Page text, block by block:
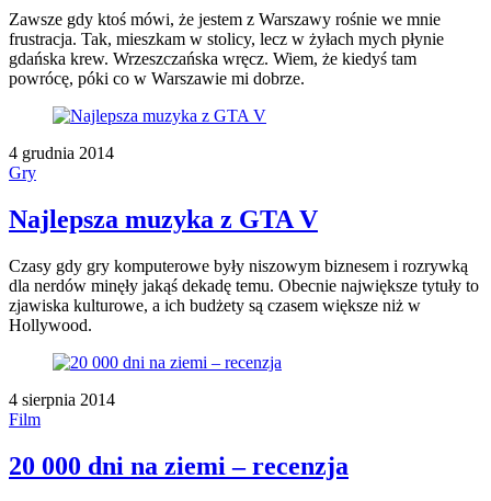
Zawsze gdy ktoś mówi, że jestem z Warszawy rośnie we mnie
frustracja. Tak, mieszkam w stolicy, lecz w żyłach mych płynie
gdańska krew. Wrzeszczańska wręcz. Wiem, że kiedyś tam
powrócę, póki co w Warszawie mi dobrze.
4 grudnia 2014
Gry
Najlepsza muzyka z GTA V
Czasy gdy gry komputerowe były niszowym biznesem i rozrywką
dla nerdów minęły jakąś dekadę temu. Obecnie największe tytuły to
zjawiska kulturowe, a ich budżety są czasem większe niż w
Hollywood.
4 sierpnia 2014
Film
20 000 dni na ziemi – recenzja